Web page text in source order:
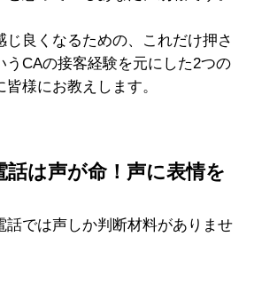
じ良くなるための、これだけ押さ
うCAの接客経験を元にした2つの
様にお教えします。
は声が命！声に表情を
話では声しか判断材料がありませ